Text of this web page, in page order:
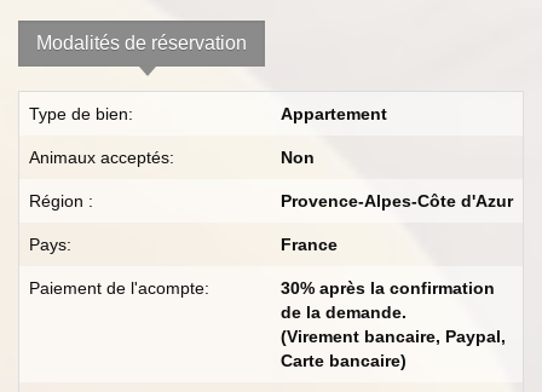
Modalités de réservation
Type de bien: Appartement
Animaux acceptés: Non
Région : Provence-Alpes-Côte d'Azur
Pays: France
Paiement de l'acompte:
30% après la confirmation
de la demande.
(Virement bancaire, Paypal,
Carte bancaire)